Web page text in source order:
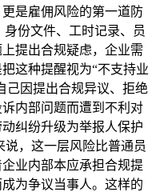
是雇佣风险的第一道防
份文件、工时记录、员
提出合规疑虑，企业需
这种提醒视为“不支持业
己因提出合规异议、拒绝
内部问题而遭到不利对
纠纷升级为举报人保护
，这一层风险比普通员
业内部本应承担合规提
为争议当事人。这样的